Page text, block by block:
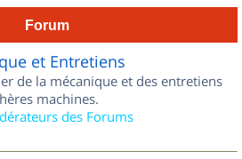
Forum
et Entretiens
de la mécanique et des entretiens
machines.
des Forums